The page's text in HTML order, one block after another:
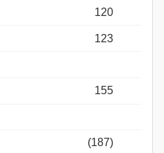
120
123
155
(187)